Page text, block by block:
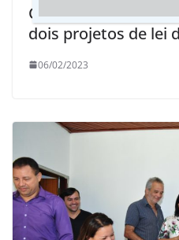
Crime contra a
dois projetos de lei
06/02/2023